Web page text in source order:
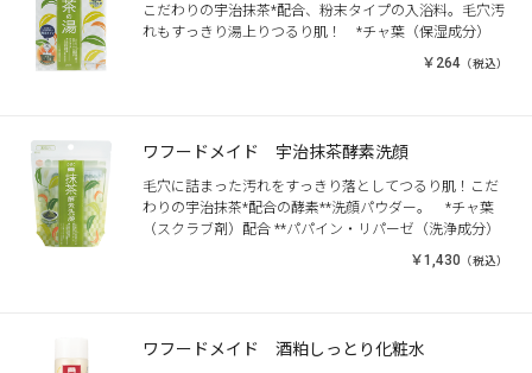
こだわりの宇治抹茶*配合、粉末タイプの入浴料。毛穴汚
れもすっきり湯上りつるり肌！ *チャ葉（保湿成分）
￥264 （税込）
ワフードメイド 宇治抹茶酵素洗顔
毛穴に詰まった汚れをすっきり落としてつるり肌！こだ
わりの宇治抹茶*配合の酵素**洗顔パウダー。 *チャ葉
（スクラブ剤）配合 **パパイン・リパーゼ（洗浄成分）
￥1,430 （税込）
ワフードメイド 酒粕しっとり化粧水